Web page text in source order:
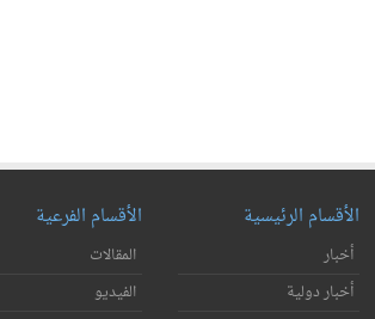
الأقسام الرئيسية
أخبار
أخبار دولية
الأقسام الفرعية
المقالات
الفيديو